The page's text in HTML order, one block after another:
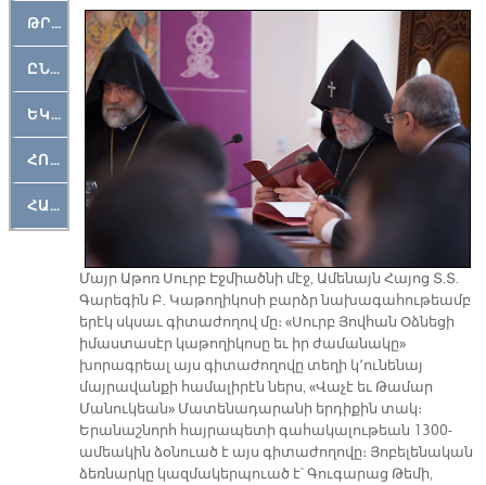
ԹՐՔԱՀԱՅ ԿԵԱՆՔ
ԸՆԿԵՐԱՄՇԱԿՈՒԹԱՅԻՆ
ԵԿԵՂԵՑԱԿԱՆ
ՀՈԳԵՄՏԱՒՈՐ
ՀԱՐԹԱԿ
Մայր Աթոռ Սուրբ Էջմիածնի մէջ, Ամենայն Հայոց Տ.Տ.
Գարեգին Բ. Կաթողիկոսի բարձր նախագահութեամբ
երէկ սկսաւ գիտաժողով մը։ «Սուրբ Յովհան Օձնեցի
իմաստասէր կաթողիկոսը եւ իր ժամանակը»
խորագրեալ այս գիտաժողովը տեղի կ՚ունենայ
մայրավանքի համալիրէն ներս, «Վաչէ եւ Թամար
Մանուկեան» Մատենադարանի երդիքին տակ։
Երանաշնորհ հայրապետի գահակալութեան 1300-
ամեակին ձօնուած է այս գիտաժողովը։ Յոբելենական
ձեռնարկը կազմակերպուած է՝ Գուգարաց Թեմի,